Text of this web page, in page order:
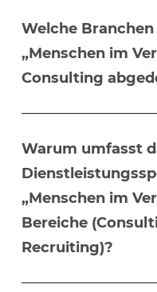
Welche
„Menschen im
Consulting
Warum umfasst
„Menschen im
Bereiche
Recruiting)?